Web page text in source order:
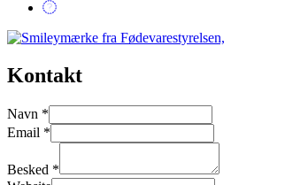
Kontakt
Navn *
Email *
Besked *